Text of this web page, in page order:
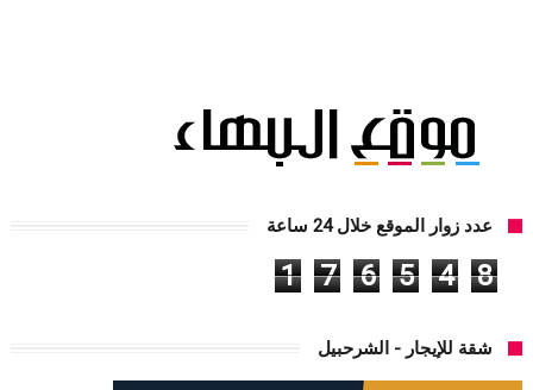
عدد زوار الموقع خلال 24 ساعة
1 7 6 5 4 8
شقة للإيجار - الشرحبيل